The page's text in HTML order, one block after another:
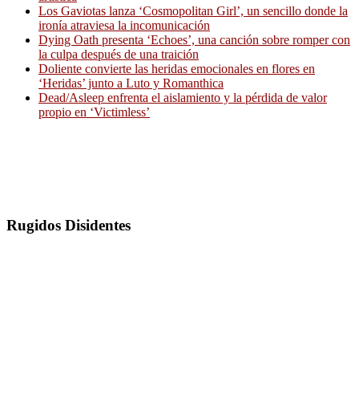
Los Gaviotas lanza ‘Cosmopolitan Girl’, un sencillo donde la
ironía atraviesa la incomunicación
Dying Oath presenta ‘Echoes’, una canción sobre romper con
la culpa después de una traición
Doliente convierte las heridas emocionales en flores en
‘Heridas’ junto a Luto y Romanthica
Dead/Asleep enfrenta el aislamiento y la pérdida de valor
propio en ‘Victimless’
Rugidos Disidentes